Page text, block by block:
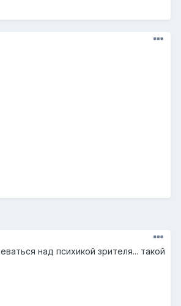
над психикой зрителя... такой